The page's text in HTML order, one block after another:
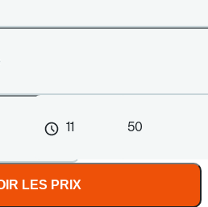
11 50
LES PRIX